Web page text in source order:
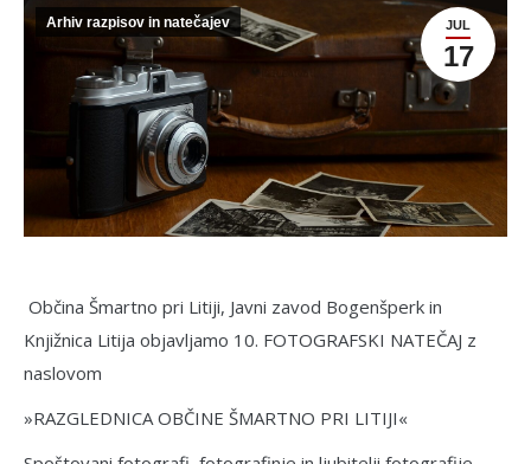
JUL
17
Arhiv razpisov in natečajev
Občina Šmartno pri Litiji, Javni zavod Bogenšperk in
Knjižnica Litija objavljamo 10. FOTOGRAFSKI NATEČAJ z
naslovom
»RAZGLEDNICA OBČINE ŠMARTNO PRI LITIJI«